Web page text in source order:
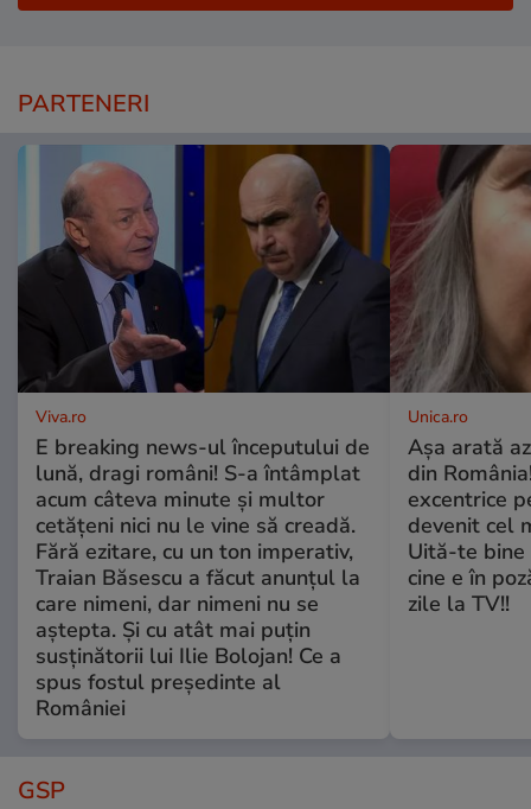
PARTENERI
Viva.ro
E breaking news-ul începutului de
lună, dragi români! S-a întâmplat
acum câteva minute și multor
cetățeni nici nu le vine să creadă.
Fără ezitare, cu un ton imperativ,
Traian Băsescu a făcut anunțul la
care nimeni, dar nimeni nu se
aștepta. Și cu atât mai puțin
susținătorii lui Ilie Bolojan! Ce a
spus fostul președinte al
României
Unica.ro
Așa arată
din
excentrice
devenit cel
Uită-te bine
cine e în
zile la TV!!
GSP